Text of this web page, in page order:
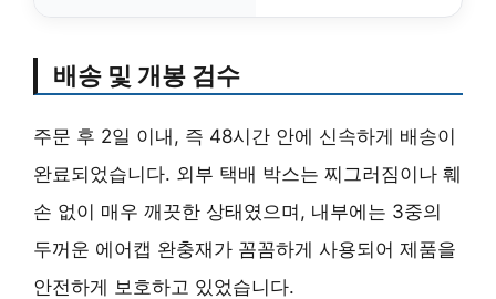
배송 및 개봉 검수
주문 후 2일 이내, 즉 48시간 안에 신속하게 배송이
완료되었습니다. 외부 택배 박스는 찌그러짐이나 훼
손 없이 매우 깨끗한 상태였으며, 내부에는 3중의
두꺼운 에어캡 완충재가 꼼꼼하게 사용되어 제품을
안전하게 보호하고 있었습니다.